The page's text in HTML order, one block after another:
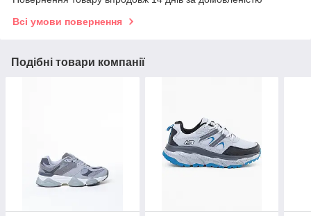
Всі умови повернення
Подібні товари компанії